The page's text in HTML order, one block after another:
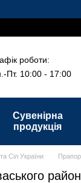
роботи:
Пт. 10:00 - 17:00
Сувенірна
продукція
Сіл України